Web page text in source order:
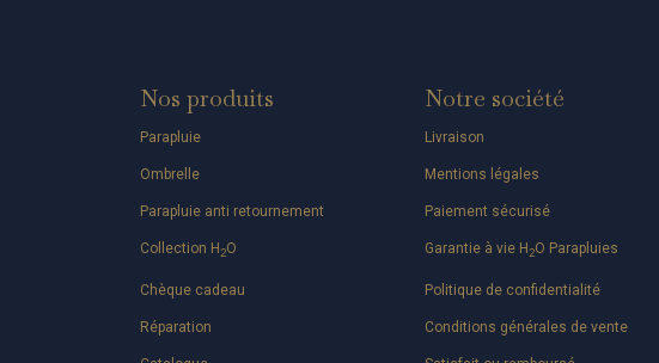
Nos produits
Parapluie
Ombrelle
Parapluie anti retournement
Collection H2O
Chèque cadeau
Réparation
Notre société
Livraison
Mentions légales
Paiement sécurisé
Garantie à vie H2O Parapluies
Politique de confidentialité
Conditions générales de vente